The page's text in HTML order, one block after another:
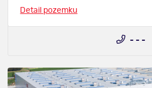
Detail pozemku
- - -